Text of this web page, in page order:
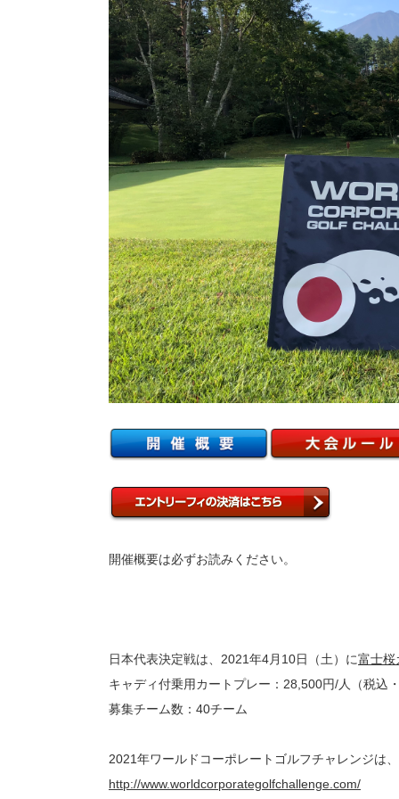
開催概要は必ずお読みください。
日本代表決定戦は、2021年4月10日（土）に富士桜
キャディ付乗用カートプレー：28,500円/人（税込
募集チーム数：40チーム
2021年ワールドコーポレートゴルフチャレンジは
http://www.worldcorporategolfchallenge.com/